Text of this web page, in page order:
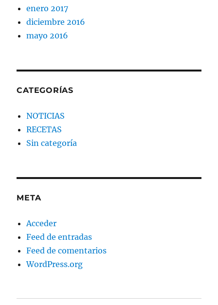
enero 2017
diciembre 2016
mayo 2016
CATEGORÍAS
NOTICIAS
RECETAS
Sin categoría
META
Acceder
Feed de entradas
Feed de comentarios
WordPress.org